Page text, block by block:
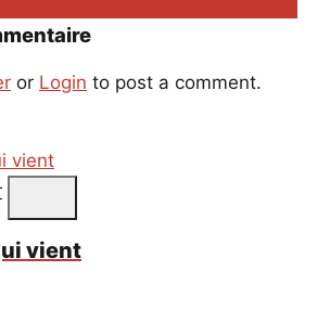
or Login to post a comment.
vient